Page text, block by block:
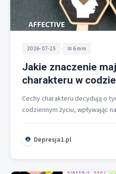
2026-07-25 • 6 min
Jakie znaczenie
charakteru w
Cechy charakteru decydują o
codziennym życiu, wpływając
Depresja1.pl